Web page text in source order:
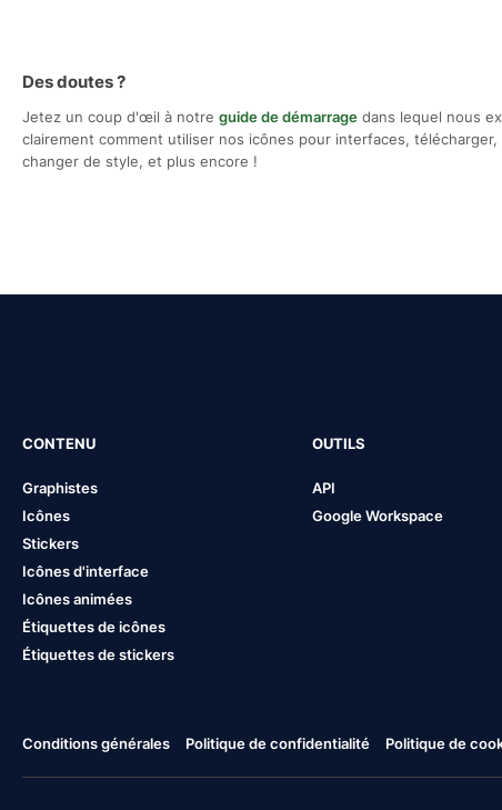
Des doutes ?
Jetez un coup d'œil à notre guide de démarrage dans lequel nous
clairement comment utiliser nos icônes pour interfaces, télécharger,
changer de style, et plus encore !
CONTENU
Graphistes
Icônes
Stickers
Icônes d'interface
Icônes animées
Étiquettes de icônes
Étiquettes de stickers
OUTILS
API
Google Workspace
Conditions générales Politique de confidentialité Politique de